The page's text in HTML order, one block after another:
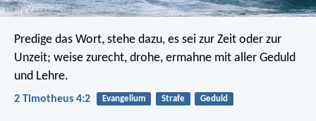
Predige das Wort, stehe dazu, es sei zur Zeit oder zur
Unzeit; weise zurecht, drohe, ermahne mit aller Geduld
und Lehre.
2 Timotheus 4:2 Evangelium Strafe Geduld